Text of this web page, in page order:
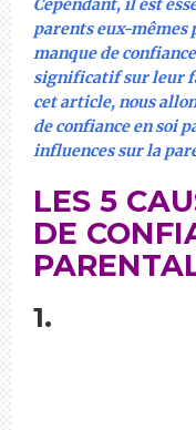
parents eux-mêmes
manque de
significatif sur leur
cet article, nous
de confiance en soi
influences sur la
LES 5
DE
1.